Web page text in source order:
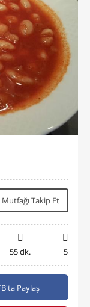
Mutfağı Takip Et
55 dk. 5
Paylaş